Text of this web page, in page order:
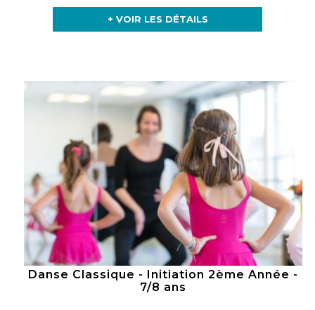
+ VOIR LES DÉTAILS
Danse Classique - Initiation 2ème Année -
7/8 ans